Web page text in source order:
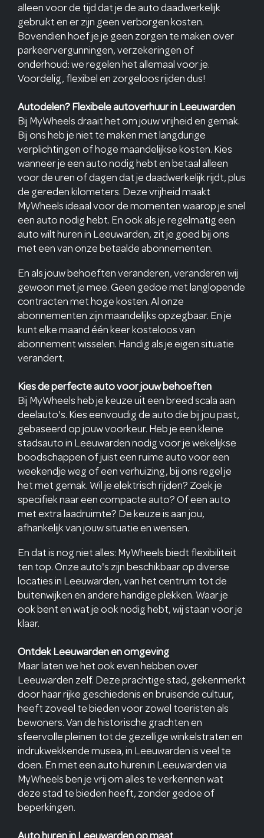
alleen voor de tijd dat je de auto daadwerkelijk
gebruikt en er zijn geen verborgen kosten.
Bovendien hoef je je geen zorgen te maken over
parkeervergunningen, verzekeringen of
onderhoud: we regelen het allemaal voor je.
Voordelig, flexibel en zorgeloos rijden dus!
Autodelen? Flexibele autoverhuur in Leeuwarden
Bij MyWheels draait het om jouw vrijheid en gemak.
Bij ons heb je niet te maken met langdurige
verplichtingen of hoge maandelijkse kosten. Kies
wanneer je een auto nodig hebt en betaal alleen
voor de uren of dagen dat je daadwerkelijk rijdt, plus
de gereden kilometers. Deze vrijheid maakt
MyWheels ideaal voor de momenten waarop je snel
een auto nodig hebt. En ook als je regelmatig een
auto wilt huren in Leeuwarden, zit je goed bij ons
met een van onze betaalde abonnementen.
En als jouw behoeften veranderen, veranderen wij
gewoon met je mee. Geen gedoe met langlopende
contracten met hoge kosten. Al onze
abonnementen zijn maandelijks opzegbaar. En je
kunt elke maand één keer kosteloos van
abonnement wisselen. Handig als je eigen situatie
verandert.
Kies de perfecte auto voor jouw behoeften
Bij MyWheels heb je keuze uit een breed scala aan
deelauto's. Kies eenvoudig de auto die bij jou past,
gebaseerd op jouw voorkeur. Heb je een kleine
stadsauto in Leeuwarden nodig voor je wekelijkse
boodschappen of juist een ruime auto voor een
weekendje weg of een verhuizing, bij ons regel je
het met gemak. Wil je elektrisch rijden? Zoek je
specifiek naar een compacte auto? Of een auto
met extra laadruimte? De keuze is aan jou,
afhankelijk van jouw situatie en wensen.
En dat is nog niet alles: MyWheels biedt flexibiliteit
ten top. Onze auto's zijn beschikbaar op diverse
locaties in Leeuwarden, van het centrum tot de
buitenwijken en andere handige plekken. Waar je
ook bent en wat je ook nodig hebt, wij staan voor je
klaar.
Ontdek Leeuwarden en omgeving
Maar laten we het ook even hebben over
Leeuwarden zelf. Deze prachtige stad, gekenmerkt
door haar rijke geschiedenis en bruisende cultuur,
heeft zoveel te bieden voor zowel toeristen als
bewoners. Van de historische grachten en
sfeervolle pleinen tot de gezellige winkelstraten en
indrukwekkende musea, in Leeuwarden is veel te
doen. En met een auto huren in Leeuwarden via
MyWheels ben je vrij om alles te verkennen wat
deze stad te bieden heeft, zonder gedoe of
beperkingen.
Auto huren in Leeuwarden op maat